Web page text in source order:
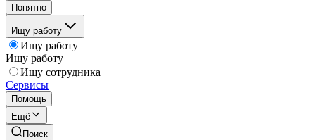
Понятно
Ищу работу
Ищу работу
Ищу работу
Ищу сотрудника
Сервисы
Помощь
Ещё
Поиск